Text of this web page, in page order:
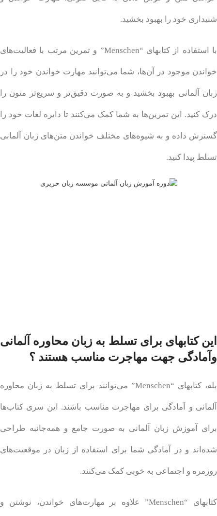
شنیداری خود را بهبود بخشید.
با استفاده از کتابهای “Menschen” و تمرین مرتب با فعالیت‌های
خواندن موجود در آن‌ها، شما می‌توانید مهارت خواندن خود را در
زبان آلمانی بهبود بخشید و به صورت دقیق‌تر و سریع‌تر متون را
درک کنید. این تمرین‌ها به شما کمک می‌کنند تا دایره لغات خود را
گسترش داده و به شیوه‌های مختلف خواندن متن‌های زبان آلمانی
تسلط پیدا کنید.
این کتابهای برای تسلط به زبان محاوره آلمانی
وآمادگی جهت مهاجرت مناسب هستند ؟
بله، کتابهای “Menschen” می‌توانند برای تسلط به زبان محاوره
آلمانی و آمادگی برای مهاجرت مناسب باشند. این سری کتاب‌ها
برای آموزش زبان آلمانی به صورت جامع و همه‌جانبه طراحی
شده‌اند و در آمادگی شما برای استفاده از زبان در موقعیت‌های
روزمره و اجتماعی به خوبی کمک می‌کنند.
کتابهای “Menschen” علاوه بر مهارت‌های خواندن، نوشتن و